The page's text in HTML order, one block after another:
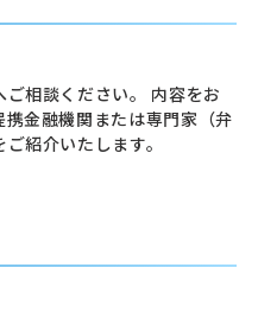
相談ください。 内容をお
金融機関または専門家（弁
紹介いたします。